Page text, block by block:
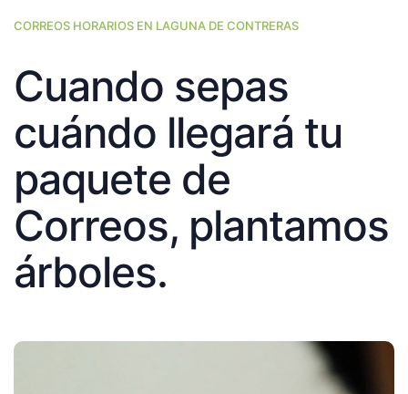
CORREOS HORARIOS EN LAGUNA DE CONTRERAS
Cuando sepas
cuándo llegará tu
paquete de
Correos, plantamos
árboles.